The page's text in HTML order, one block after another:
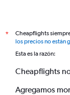
*
Cheapflights
los precios no están
Esta es la razón:
Cheapflights
Agregamos